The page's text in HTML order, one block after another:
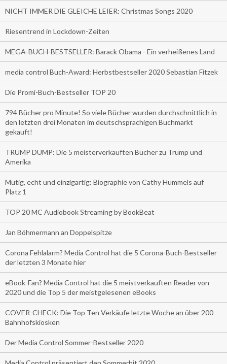
NICHT IMMER DIE GLEICHE LEIER: Christmas Songs 2020
Riesentrend in Lockdown-Zeiten
MEGA-BUCH-BESTSELLER: Barack Obama - Ein verheißenes Land
media control Buch-Award: Herbstbestseller 2020 Sebastian Fitzek
Die Promi-Buch-Bestseller TOP 20
794 Bücher pro Minute! So viele Bücher wurden durchschnittlich in
den letzten drei Monaten im deutschsprachigen Buchmarkt
gekauft!
TRUMP DUMP: Die 5 meisterverkauften Bücher zu Trump und
Amerika
Mutig, echt und einzigartig: Biographie von Cathy Hummels auf
Platz 1
TOP 20 MC Audiobook Streaming by BookBeat
Jan Böhmermann an Doppelspitze
Corona Fehlalarm? Media Control hat die 5 Corona-Buch-Bestseller
der letzten 3 Monate hier
eBook-Fan? Media Control hat die 5 meistverkauften Reader von
2020 und die Top 5 der meistgelesenen eBooks
COVER-CHECK: Die Top Ten Verkäufe letzte Woche an über 200
Bahnhofskiosken
Der Media Control Sommer-Bestseller 2020